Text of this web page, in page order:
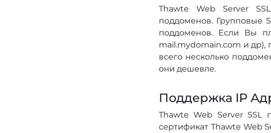
Thawte Web Server
поддоменов. Групповые
поддоменов. Если Вы
mail.mydomain.com и др),
всего несколько
они дешевле.
Поддержка IP
Thawte Web Server SSL
сертификат Thawte Web